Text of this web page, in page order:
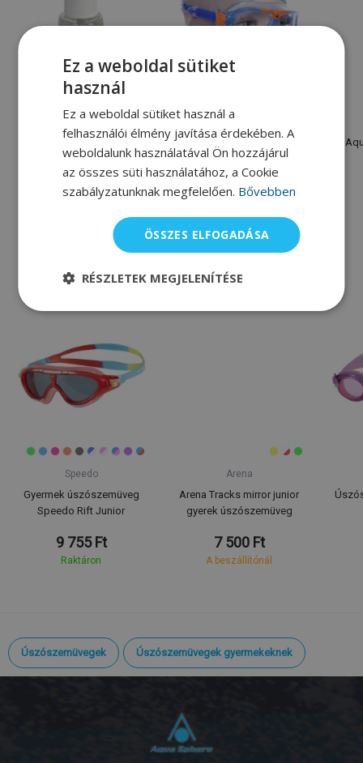
Aqua sphere
Antifog
4 045 Ft
Aqua sphere
Aqua Sphere Vista Junior
11 405 Ft
Alternatív termékek
Speedo
Gyermek úszószemüveg
Speedo Rift Junior
9 755 Ft
Raktáron
Arena
Arena Tracks mirror junior
gyerek úszószemüveg
7 500 Ft
A beszállítónál
Úszószemüvegek Úszószemüvegek gyermekeknek
Ez a weboldal sütiket
használ
Ez a weboldal sütiket használ a
felhasználói élmény javítása érdekében. A
weboldalunk használatával Ön hozzájárul
az összes süti használatához, a Cookie
szabályzatunknak megfelelően. Bővebben
ÖSSZES ELFOGADÁSA
RÉSZLETEK MEGJELENÍTÉSE